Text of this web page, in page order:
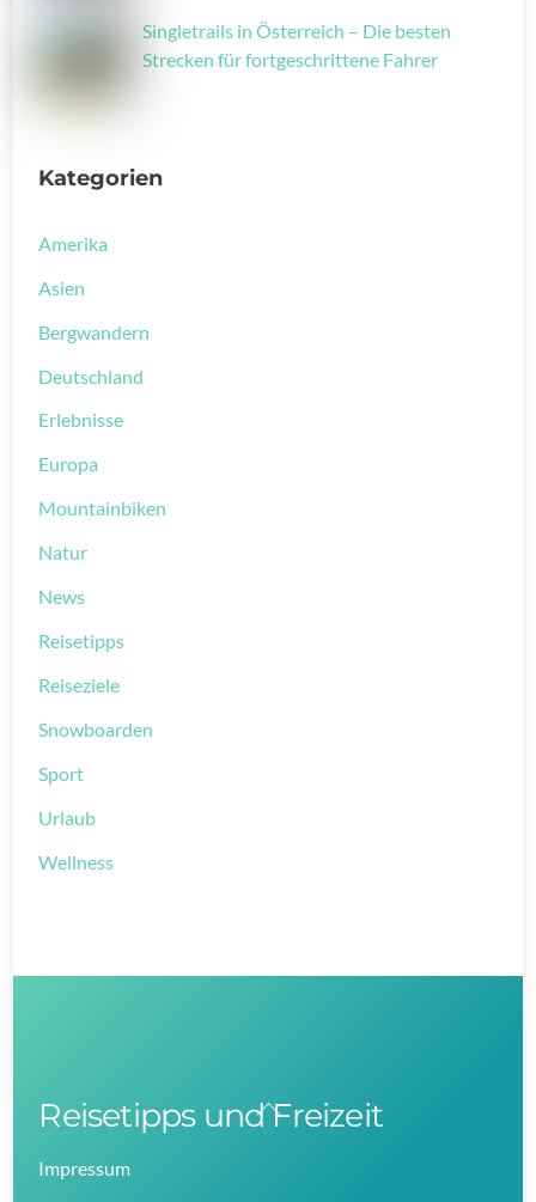
Singletrails in Österreich – Die besten
Strecken für fortgeschrittene Fahrer
Kategorien
Amerika
Asien
Bergwandern
Deutschland
Erlebnisse
Europa
Mountainbiken
Natur
News
Reisetipps
Reiseziele
Snowboarden
Sport
Urlaub
Wellness
Back
Reisetipps und Freizeit
Impressum